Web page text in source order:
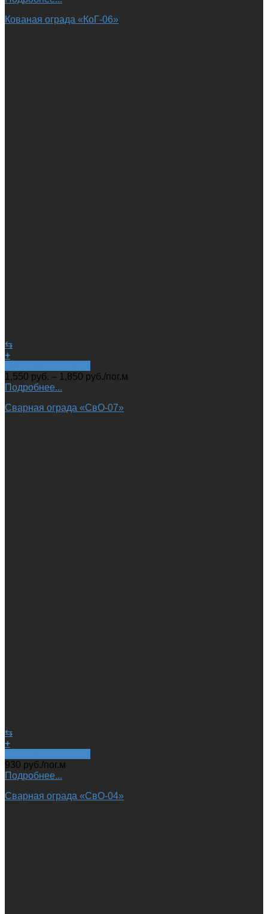
Кованая ограда «КоГ-06»
⇆
+
1,550 руб. – 1,850 руб./пог.м
Подробнее...
Сварная ограда «СвО-07»‎
⇆
+
930 руб./пог.м
Подробнее...
Сварная ограда «СвО-04»‎